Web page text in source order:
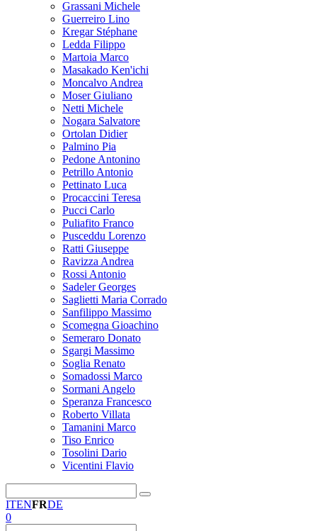
Grassani Michele
Guerreiro Lino
Kregar Stéphane
Ledda Filippo
Martoia Marco
Masakado Ken'ichi
Moncalvo Andrea
Moser Giuliano
Netti Michele
Nogara Salvatore
Ortolan Didier
Palmino Pia
Pedone Antonino
Petrillo Antonio
Pettinato Luca
Procaccini Teresa
Pucci Carlo
Puliafito Franco
Pusceddu Lorenzo
Ratti Giuseppe
Ravizza Andrea
Rossi Antonio
Sadeler Georges
Saglietti Maria Corrado
Sanfilippo Massimo
Scomegna Gioachino
Semeraro Donato
Sgargi Massimo
Soglia Renato
Somadossi Marco
Sormani Angelo
Speranza Francesco
Roberto Villata
Tamanini Marco
Tiso Enrico
Tosolini Dario
Vicentini Flavio
ITENFRDE
0